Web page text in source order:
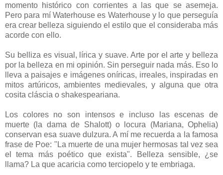
momento histórico con corrientes a las que se asemeja.
Pero para mí Waterhouse es Waterhouse y lo que perseguía
era crear belleza siguiendo el estilo que el consideraba más
acorde con ello.
Su belliza es visual, lírica y suave. Arte por el arte y belleza
por la belleza en mi opinión. Sin perseguir nada más. Eso lo
lleva a paisajes e imágenes oníricas, irreales, inspiradas en
mitos artúricos, ambientes medievales, y alguna que otra
cosita cláscia o shakespeariana.
Los colores no son intensos e incluso las escenas de
muerte (la dama de Shalott) o locura (Mariana, Ophelia)
conservan esa suave dulzura. A mí me recuerda a la famosa
frase de Poe: "La muerte de una mujer hermosas tal vez sea
el tema más poético que exista". Belleza sensible, ¿se
llama? La que acaricia como terciopelo y te embriaga.